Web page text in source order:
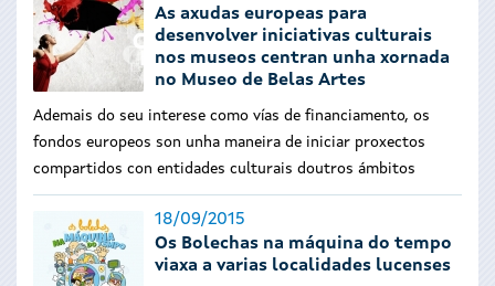
As axudas europeas para
desenvolver iniciativas culturais
nos museos centran unha xornada
no Museo de Belas Artes
Ademais do seu interese como vías de financiamento, os
fondos europeos son unha maneira de iniciar proxectos
compartidos con entidades culturais doutros ámbitos
18/09/2015
Os Bolechas na máquina do tempo
viaxa a varias localidades lucenses